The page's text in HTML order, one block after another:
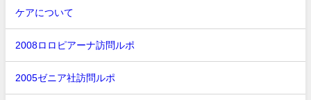
ケアについて
2008ロロピアーナ訪問ルポ
2005ゼニア社訪問ルポ